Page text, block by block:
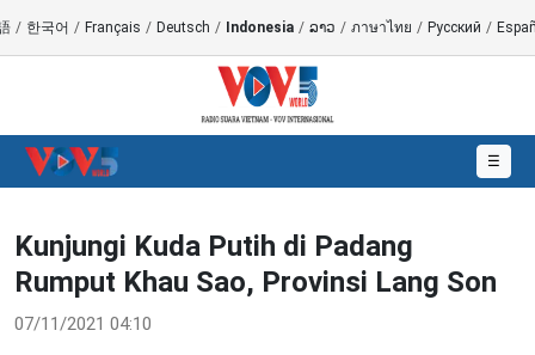
/ 한국어 / Français / Deutsch / Indonesia / ລາວ / ภาษาไทย / Русский /
☰
Kunjungi Kuda Putih di Padang
Rumput Khau Sao, Provinsi Lang Son
07/11/2021 04:10